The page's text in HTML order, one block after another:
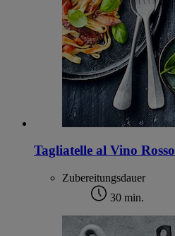
Tagliatelle al Vino Rosso
Zubereitungsdauer
30 min.